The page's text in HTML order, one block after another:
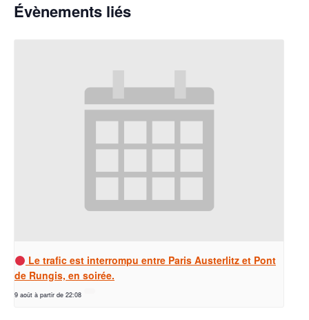
Évènements liés
Le trafic est interrompu entre Paris Austerlitz et Pont
de Rungis, en soirée.
9 août à partir de 22:08